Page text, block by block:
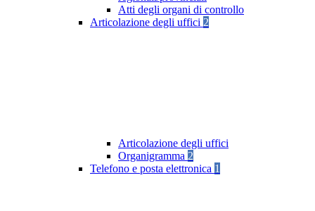
Atti degli organi di controllo
Articolazione degli uffici 2
Articolazione degli uffici
Organigramma 2
Telefono e posta elettronica 1